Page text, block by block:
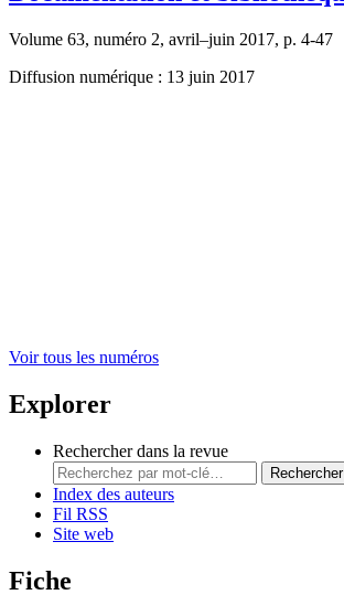
Volume 63, numéro 2, avril–juin 2017, p. 4-47
Diffusion numérique : 13 juin 2017
Voir tous les numéros
Explorer
Rechercher dans la revue
Rechercher
Index des auteurs
Fil RSS
Site web
Fiche